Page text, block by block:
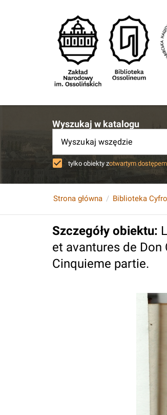
Wyszukaj w katalogu
Wyszukaj wszędzie
tylko obiekty zotwartym dostępem
Strona główna Biblioteka
Szczegóły obiektu:
et avantures de Don
Cinquieme partie.